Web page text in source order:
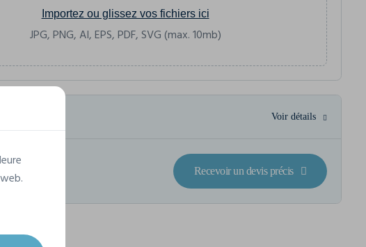
Importez ou glissez vos fichiers ici
JPG, PNG, AI, EPS, PDF, SVG (max. 10mb)
Voir détails
/pièce
€ TTC
Recevoir un devis précis